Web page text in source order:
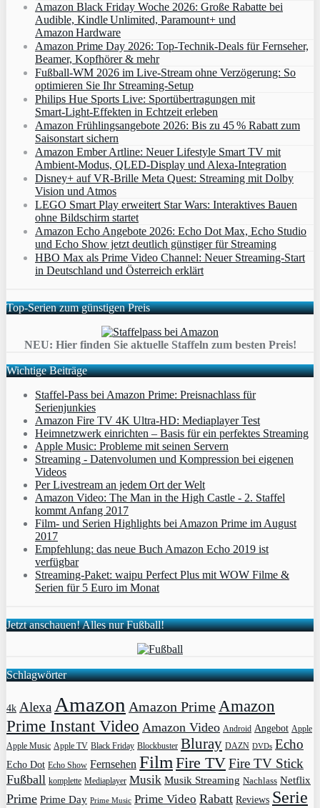
Amazon Black Friday Woche 2026: Große Rabatte bei
Audible, Kindle Unlimited, Paramount+ und
Amazon Hardware
Amazon Prime Day 2026: Top-Technik-Deals für Fernseher,
Beamer, Kopfhörer & mehr
Fußball-WM 2026 im Live-Stream ohne Verzögerung: So
optimieren Sie Ihr Streaming-Setup
Philips Hue Sports Live: Sportübertragungen mit
Smart‑Light‑Effekten in Echtzeit erleben
Amazon Frühlingsangebote 2026: Bis zu 45 % Rabatt zum
Saisonstart sichern
Amazon Ember Artline: Neuer Lifestyle Smart TV mit
Ambient‑Modus, QLED‑Display und Alexa‑Integration
Disney+ auf VR-Brille Meta Quest: Streaming mit Dolby
Vision und Atmos
LEGO Smart Play erweitert Star Wars: Interaktives Bauen
ohne Bildschirm startet
Amazon Echo Angebote 2026: Echo Dot Max, Echo Studio
und Echo Show jetzt deutlich günstiger für Streaming
HBO Max als Prime Video Channel: Neuer Streaming‑Start
in Deutschland und Österreich erklärt
Top-Serien zum günstigen Preis
NEU: Hier finden Sie aktuelle Staffeln zum besten Preis!
Wichtige Beiträge
Staffel-Pass bei Amazon Prime: Preisnachlass für
Serienjunkies
Amazon Fire TV 4K Ultra-HD: Mediaplayer Test
Heimnetzwerk einrichten – Basis für ein perfektes Streaming
Apple Music: Probleme mit seinen Servern
Streaming - Datenvolumen und Kompression bei eigenen
Videos
Per Livestream an jedem Ort der Welt
Amazon Video: The Man in the High Castle - 2. Staffel
kommt Anfang 2017
Film- und Serien Highlights bei Amazon Prime im August
2017
Empfehlung: das neue Buch Amazon Echo 2019 ist
verfügbar
Streaming-Paket: waipu Perfect Plus mit WOW Filme &
Serien für 5 Euro im Monat
Jetzt anschauen! Alles nur Fußball!
Schlagwörter
4k AlexaAmazon Amazon PrimeAmazon
Prime Instant Video Amazon Video Android Angebot Apple
Apple Music Apple TV Black Friday Blockbuster Bluray DAZN DVDs Echo
Echo Dot Echo Show Fernsehen FilmFire TVFire TV Stick
Fußball komplette Mediaplayer Musik Musik Streaming Nachlass Netflix
Prime Prime Day Prime Music Prime Video Rabatt Reviews Serie